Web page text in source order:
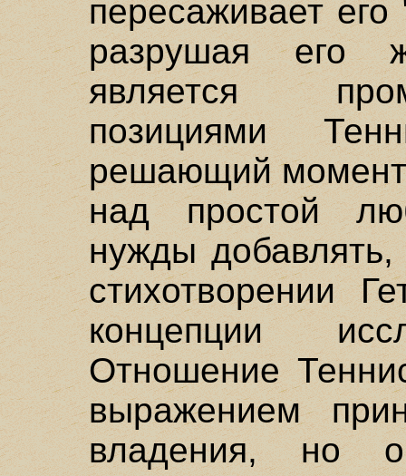
пересаживает
разрушая его
является
позициями
решающий момент
над простой
нужды
стихотворении
концепции
Отношение
выражением
владения, но